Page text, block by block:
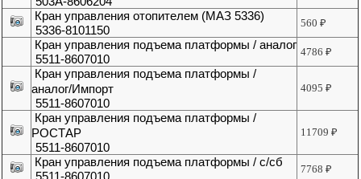
Кран управления отопителем (МАЗ 5336)
5336-8101150
560₽
Кран управления подъема платформы / аналог
5511-8607010
4786₽
Кран управления подъема платформы /
аналог/Импорт
5511-8607010
4095₽
Кран управления подъема платформы /
РОСТАР
5511-8607010
11709₽
Кран управления подъема платформы / с/сб
7768₽